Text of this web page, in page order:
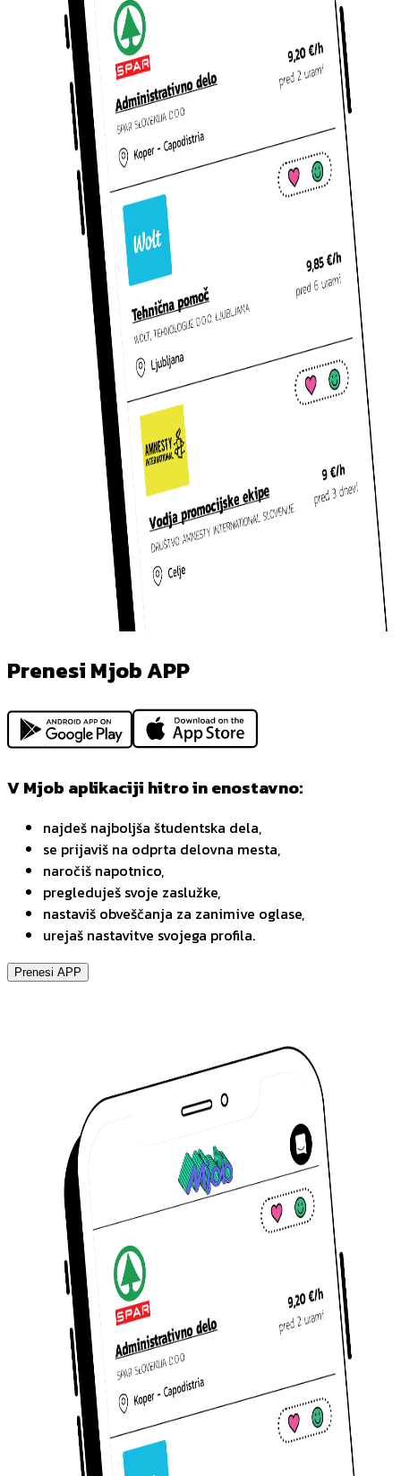
Prenesi Mjob APP
V Mjob aplikaciji hitro in enostavno:
najdeš najboljša študentska dela,
se prijaviš na odprta delovna mesta,
naročiš napotnico,
pregleduješ svoje zaslužke,
nastaviš obveščanja za zanimive oglase,
urejaš nastavitve svojega profila.
Prenesi APP